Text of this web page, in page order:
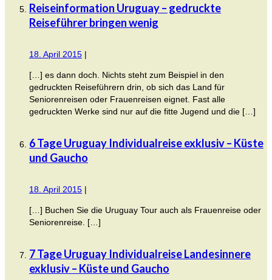
Reiseinformation Uruguay – gedruckte
Reiseführer bringen wenig
18. April 2015 |
[…] es dann doch. Nichts steht zum Beispiel in den
gedruckten Reiseführern drin, ob sich das Land für
Seniorenreisen oder Frauenreisen eignet. Fast alle
gedruckten Werke sind nur auf die fitte Jugend und die […]
6 Tage Uruguay Individualreise exklusiv – Küste
und Gaucho
18. April 2015 |
[…] Buchen Sie die Uruguay Tour auch als Frauenreise oder
Seniorenreise. […]
7 Tage Uruguay Individualreise Landesinnere
exklusiv – Küste und Gaucho